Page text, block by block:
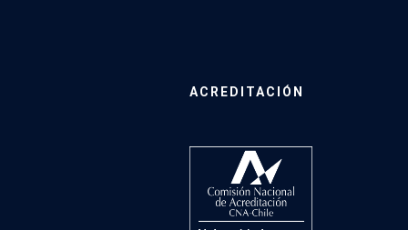
ACREDITACIÓN